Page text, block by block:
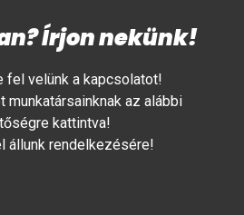
Írjon nekünk!
fel velünk a kapcsolatot!
munkatársainknak az alábbi
kattintva!
állunk rendelkezésére!